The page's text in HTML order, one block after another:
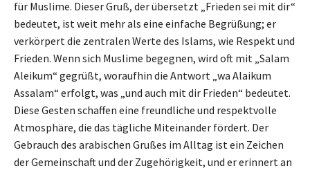
für Muslime. Dieser Gruß, der übersetzt „Frieden sei mit dir“
bedeutet, ist weit mehr als eine einfache Begrüßung; er
verkörpert die zentralen Werte des Islams, wie Respekt und
Frieden. Wenn sich Muslime begegnen, wird oft mit „Salam
Aleikum“ gegrüßt, woraufhin die Antwort „wa Alaikum
Assalam“ erfolgt, was „und auch mit dir Frieden“ bedeutet.
Diese Gesten schaffen eine freundliche und respektvolle
Atmosphäre, die das tägliche Miteinander fördert. Der
Gebrauch des arabischen Grußes im Alltag ist ein Zeichen
der Gemeinschaft und der Zugehörigkeit, und er erinnert an